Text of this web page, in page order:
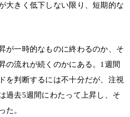
大きく低下しない限り、短期的な
が一時的なものに終わるのか、そ
の流れが続くのかにある。1週間
を判断するには不十分だが、注視
過去5週間にわたって上昇し、そ
た。